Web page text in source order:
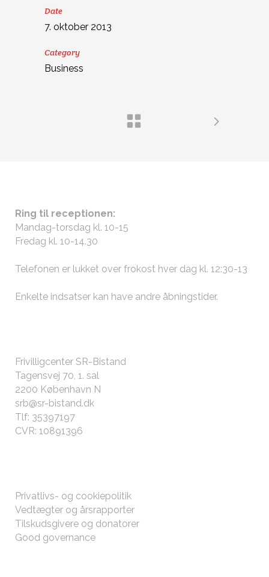
Date
7. oktober 2013
Category
Business
Ring til receptionen:
Mandag-torsdag kl. 10-15
Fredag kl. 10-14.30
Telefonen er lukket over frokost hver dag kl. 12:30-13
Enkelte indsatser kan have andre åbningstider.
Frivilligcenter SR-Bistand
Tagensvej 70, 1. sal
2200 København N
srb@sr-bistand.dk
Tlf: 35397197
CVR: 10891396
Privatlivs- og cookiepolitik
Vedtægter og årsrapporter
Tilskudsgivere og donatorer
Good governance